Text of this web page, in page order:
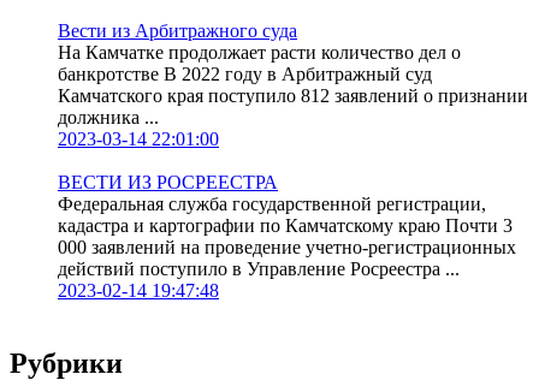
Вести из Арбитражного суда
На Камчатке продолжает расти количество дел о
банкротстве В 2022 году в Арбитражный суд
Камчатского края поступило 812 заявлений о признании
должника ...
2023-03-14 22:01:00
ВЕСТИ ИЗ РОСРЕЕСТРА
Федеральная служба государственной регистрации,
кадастра и картографии по Камчатскому краю Почти 3
000 заявлений на проведение учетно-регистрационных
действий поступило в Управление Росреестра ...
2023-02-14 19:47:48
Рубрики